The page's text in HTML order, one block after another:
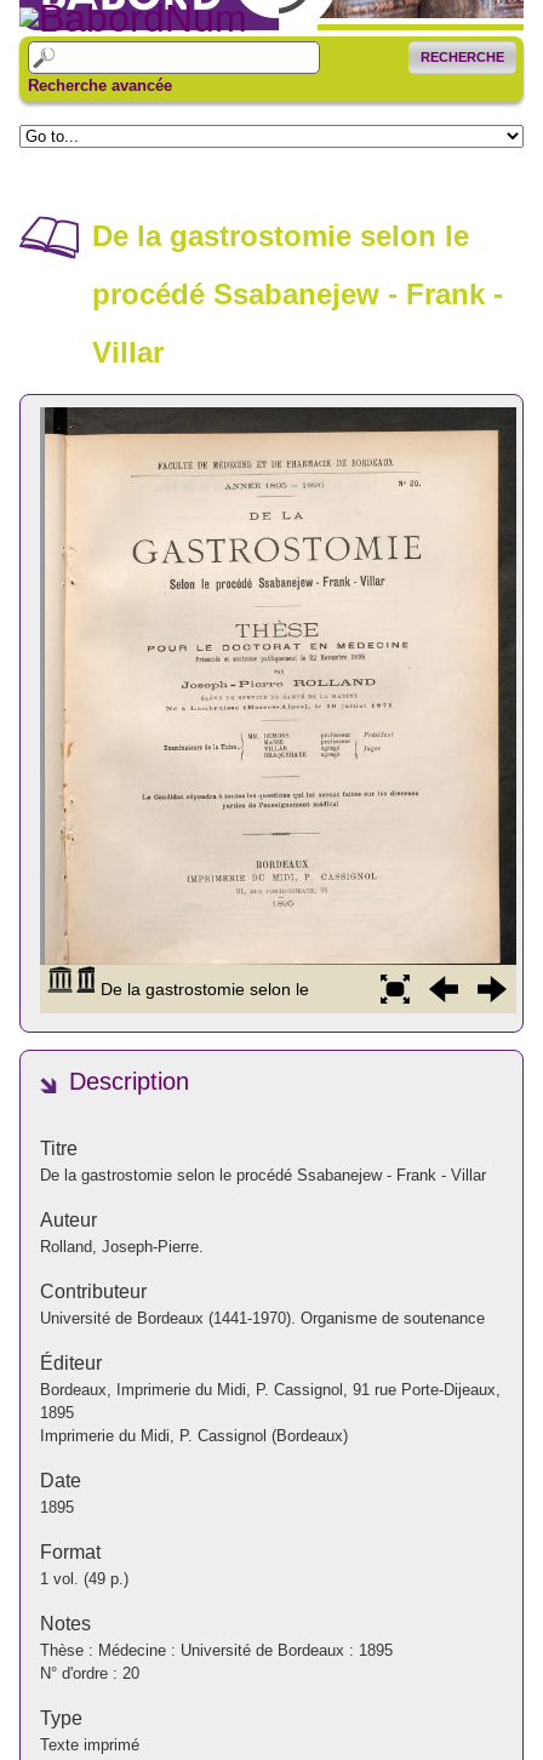
RECHERCHE
Recherche avancée
De la gastrostomie selon le
procédé Ssabanejew - Frank -
Villar
Description
Titre
De la gastrostomie selon le procédé Ssabanejew - Frank - Villar
Auteur
Rolland, Joseph-Pierre.
Contributeur
Université de Bordeaux (1441-1970). Organisme de soutenance
Éditeur
Bordeaux, Imprimerie du Midi, P. Cassignol, 91 rue Porte-Dijeaux,
1895
Imprimerie du Midi, P. Cassignol (Bordeaux)
Date
1895
Format
1 vol. (49 p.)
Notes
Thèse : Médecine : Université de Bordeaux : 1895
N° d'ordre : 20
Type
Texte imprimé